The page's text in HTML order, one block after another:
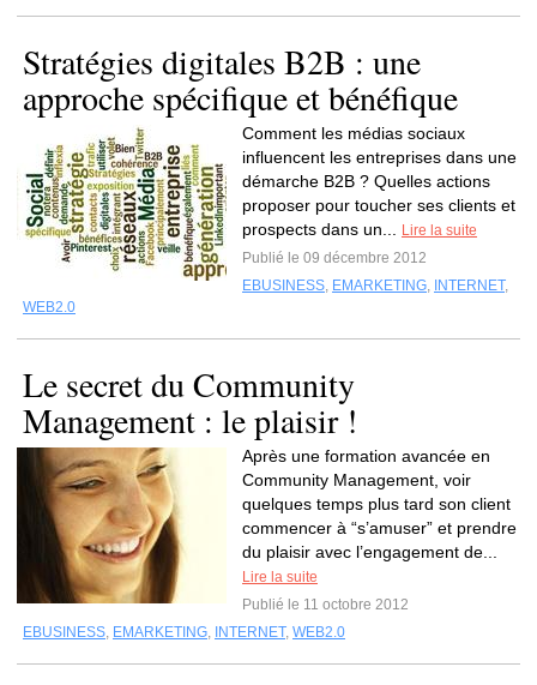
Stratégies digitales B2B : une
approche spécifique et bénéfique
Comment les médias sociaux
influencent les entreprises dans une
démarche B2B ? Quelles actions
proposer pour toucher ses clients et
prospects dans un...
Lire la suite
Publié le 09 décembre 2012
EBUSINESS, EMARKETING, INTERNET,
WEB2.0
Le secret du Community
Management : le plaisir !
Après une formation avancée en
Community Management, voir
quelques temps plus tard son client
commencer à “s’amuser” et prendre
du plaisir avec l’engagement de...
Lire la suite
Publié le 11 octobre 2012
EBUSINESS, EMARKETING, INTERNET, WEB2.0